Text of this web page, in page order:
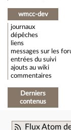
wmcc-dev
journaux
dépêches
liens
messages sur les
entrées du suivi
ajouts au wiki
commentaires
Derniers
contenus
Flux Atom